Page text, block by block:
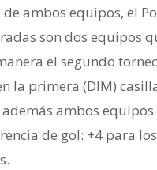
ambos equipos, el
son dos equipos
el segundo
la primera (DIM)
además ambos
de gol: +4 para